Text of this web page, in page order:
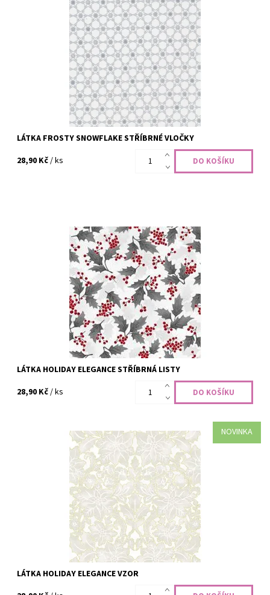
100% bavlna, šíře 110 cm
Skladem
CODE-2494
STOF Fabrics
LÁTKA FROSTY SNOWFLAKE STŘÍBRNÉ VLOČKY
28,90 Kč/ ks
100% bavlna, šíře 110 cm
Skladem
CODE-2479
Hoffman Fabrics
LÁTKA HOLIDAY ELEGANCE STŘÍBRNÁ LISTY
28,90 Kč/ ks
NOVINKA
100% bavlna, šíře 110 cm
Skladem
CODE-2475
Hoffman Fabrics
LÁTKA HOLIDAY ELEGANCE VZOR